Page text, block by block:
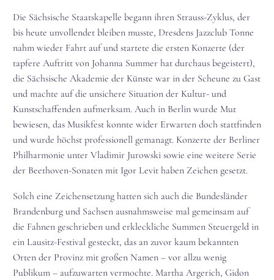
Die Sächsische Staatskapelle begann ihren Strauss-Zyklus, der
bis heute unvollendet bleiben musste, Dresdens Jazzclub Tonne
nahm wieder Fahrt auf und startete die ersten Konzerte (der
tapfere Auftritt von Johanna Summer hat durchaus begeistert),
die Sächsische Akademie der Künste war in der Scheune zu Gast
und machte auf die unsichere Situation der Kultur- und
Kunstschaffenden aufmerksam. Auch in Berlin wurde Mut
bewiesen, das Musikfest konnte wider Erwarten doch stattfinden
und wurde höchst professionell gemanagt. Konzerte der Berliner
Philharmonie unter Vladimir Jurowski sowie eine weitere Serie
der Beethoven-Sonaten mit Igor Levit haben Zeichen gesetzt.
Solch eine Zeichensetzung hatten sich auch die Bundesländer
Brandenburg und Sachsen ausnahmsweise mal gemeinsam auf
die Fahnen geschrieben und erkleckliche Summen Steuergeld in
ein Lausitz-Festival gesteckt, das an zuvor kaum bekannten
Orten der Provinz mit großen Namen – vor allzu wenig
Publikum – aufzuwarten vermochte. Martha Argerich, Gidon